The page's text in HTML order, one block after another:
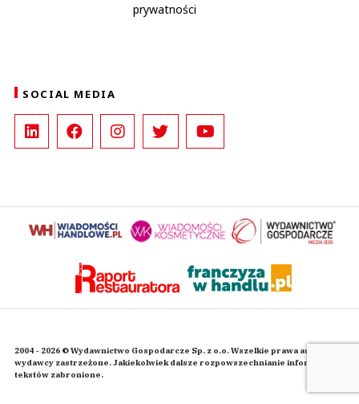
prywatności
SOCIAL MEDIA
2004 - 2026 © Wydawnictwo Gospodarcze Sp. z o.o. Wszelkie prawa autorskie
wydawcy zastrzeżone. Jakiekolwiek dalsze rozpowszechnianie informacji i
tekstów zabronione.